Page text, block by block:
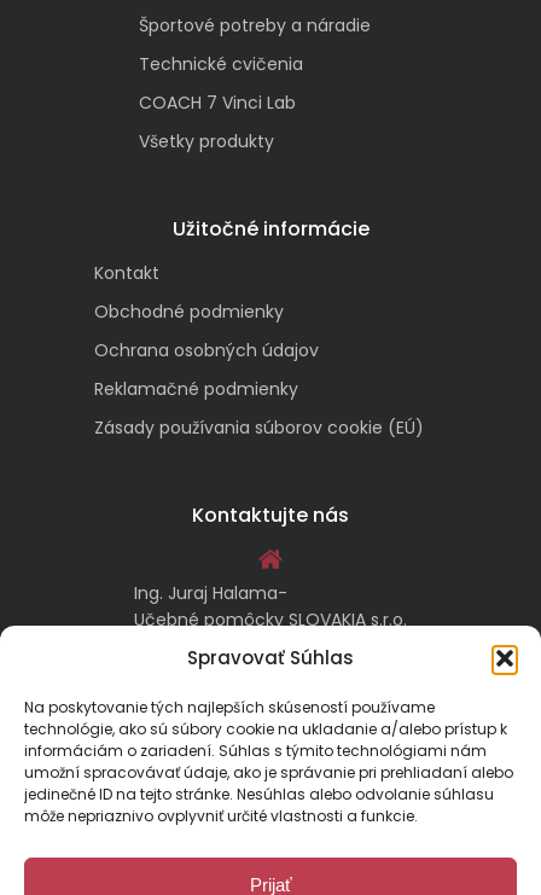
Spravovať Súhlas
Na poskytovanie tých najlepších skúseností používame
technológie, ako sú súbory cookie na ukladanie a/alebo prístup k
informáciám o zariadení. Súhlas s týmito technológiami nám
umožní spracovávať údaje, ako je správanie pri prehliadaní alebo
jedinečné ID na tejto stránke. Nesúhlas alebo odvolanie súhlasu
môže nepriaznivo ovplyvniť určité vlastnosti a funkcie.
Prijať
Športové potreby a náradie
Technické cvičenia
COACH 7 Vinci Lab
Všetky produkty
Užitočné informácie
Kontakt
Obchodné podmienky
Ochrana osobných údajov
Reklamačné podmienky
Zásady používania súborov cookie (EÚ)
Kontaktujte nás
Ing. Juraj Halama-
Učebné pomôcky SLOVAKIA s.r.o.
Malachovská 17/A
974 05 Banská Bystrica
kontakt@ucebnepomockyslovakia.sk
0917 797 357, 048/410 18 88